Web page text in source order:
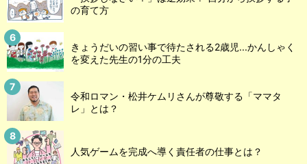
の育て方
きょうだいの習い事で待たされる2歳児...かんしゃく
を変えた先生の1分の工夫
令和ロマン・松井ケムリさんが尊敬する「ママタ
レ」とは？
人気ゲームを完成へ導く責任者の仕事とは？